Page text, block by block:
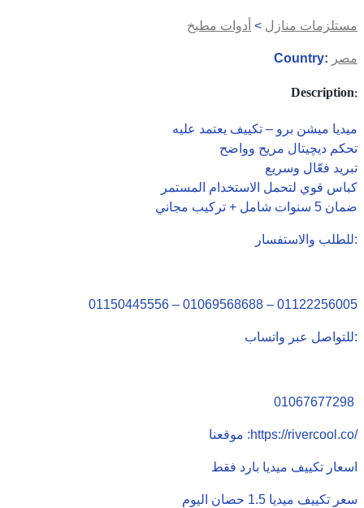
مستلزمات منازل > أدوات مطبخ
Country: مصر
Description:
ميديا ميشن برو – تكييف يعتمد عليه
تحكم ديچيتال مريح وواضح
تبريد فعّال وسريع
كباس قوي لتحمل الاستخدام المستمر
ضمان 5 سنوات شامل + تركيب مجاني
للطلب والاستفسار:
01150445556 – 01069568688 – 01122256005
للتواصل عبر واتساب:
01067677298
موقعنا :https://rivercool.co/
اسعار تكييف ميديا بارد فقط
سعر تكييف ميديا 1.5 حصان اليوم